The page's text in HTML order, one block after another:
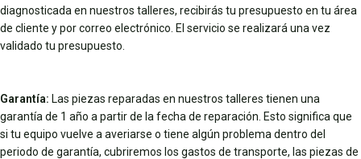
diagnosticada en nuestros talleres, recibirás tu presupuesto en tu área
de cliente y por correo electrónico. El servicio se realizará una vez
validado tu presupuesto.
Garantía: Las piezas reparadas en nuestros talleres tienen una
garantía de 1 año a partir de la fecha de reparación. Esto significa que
si tu equipo vuelve a averiarse o tiene algún problema dentro del
periodo de garantía, cubriremos los gastos de transporte, las piezas de